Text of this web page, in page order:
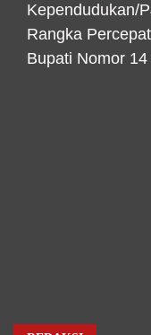
Kependudukan/
Rangka
Bupati Nomor